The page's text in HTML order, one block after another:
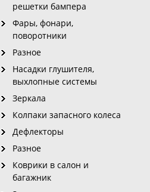
решетки бампера
Фары, фонари,
поворотники
Разное
Насадки глушителя,
выхлопные системы
Зеркала
Колпаки запасного колеса
Дефлекторы
Разное
Коврики в салон и
багажник